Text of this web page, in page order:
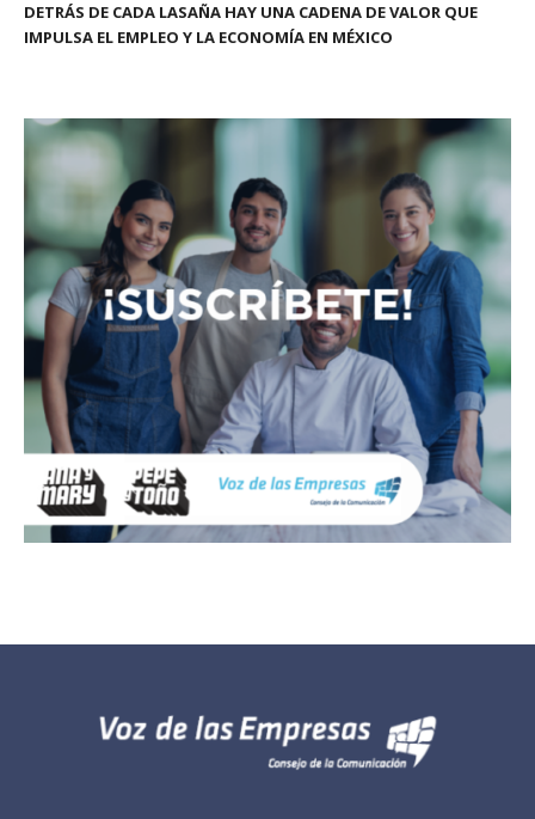
DETRÁS DE CADA LASAÑA HAY UNA CADENA DE VALOR QUE
IMPULSA EL EMPLEO Y LA ECONOMÍA EN MÉXICO